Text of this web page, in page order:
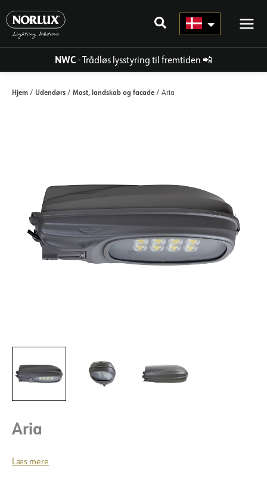
indhold
NWC- Trådløs lysstyring til fremtiden 📲
Hjem / Udendørs / Mast, landskab og facade / Aria
Aria
Læs mere